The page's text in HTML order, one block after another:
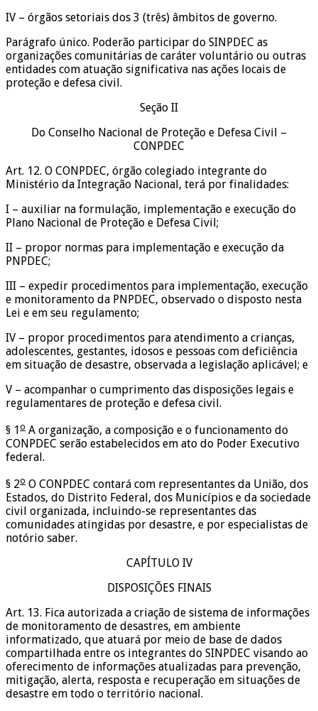
IV – órgãos setoriais dos 3 (três) âmbitos de governo.
Parágrafo único. Poderão participar do SINPDEC as
organizações comunitárias de caráter voluntário ou outras
entidades com atuação significativa nas ações locais de
proteção e defesa civil.
Seção II
Do Conselho Nacional de Proteção e Defesa Civil –
CONPDEC
Art. 12. O CONPDEC, órgão colegiado integrante do
Ministério da Integração Nacional, terá por finalidades:
I – auxiliar na formulação, implementação e execução do
Plano Nacional de Proteção e Defesa Civil;
II – propor normas para implementação e execução da
PNPDEC;
III – expedir procedimentos para implementação, execução
e monitoramento da PNPDEC, observado o disposto nesta
Lei e em seu regulamento;
IV – propor procedimentos para atendimento a crianças,
adolescentes, gestantes, idosos e pessoas com deficiência
em situação de desastre, observada a legislação aplicável; e
V – acompanhar o cumprimento das disposições legais e
regulamentares de proteção e defesa civil.
§ 1o A organização, a composição e o funcionamento do
CONPDEC serão estabelecidos em ato do Poder Executivo
federal.
§ 2o O CONPDEC contará com representantes da União, dos
Estados, do Distrito Federal, dos Municípios e da sociedade
civil organizada, incluindo-se representantes das
comunidades atingidas por desastre, e por especialistas de
notório saber.
CAPÍTULO IV
DISPOSIÇÕES FINAIS
Art. 13. Fica autorizada a criação de sistema de informações
de monitoramento de desastres, em ambiente
informatizado, que atuará por meio de base de dados
compartilhada entre os integrantes do SINPDEC visando ao
oferecimento de informações atualizadas para prevenção,
mitigação, alerta, resposta e recuperação em situações de
desastre em todo o território nacional.